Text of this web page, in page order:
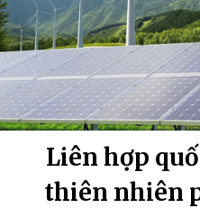
Liên hợp
thiên nhiên